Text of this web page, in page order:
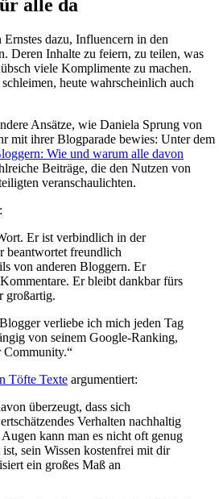
alle da
dazu, Influencern in den
Deren Inhalte zu feiern, zu teilen, was
viele Komplimente zu machen.
heute wahrscheinlich auch
Ansätze, wie Daniela Sprung von
mit ihrer Blogparade bewies: Unter dem
Wie und warum alle davon
Beiträge, die den Nutzen von
veranschaulichten.
:
Er ist verbindlich in der
beantwortet freundlich
von anderen Bloggern. Er
Er bleibt dankbar fürs
großartig.
verliebe ich mich jeden Tag
von seinem Google-Ranking,
Community.“
Töfte Texte argumentiert:
überzeugt, dass sich
Verhalten nachhaltig
kann man es nicht oft genug
sein Wissen kostenfrei mit dir
ein großes Maß an